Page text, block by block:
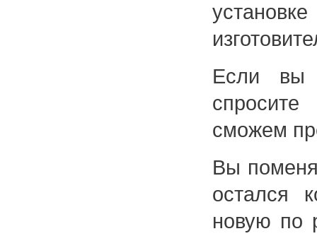
Если вы
сможем
Вы
остался
новую по